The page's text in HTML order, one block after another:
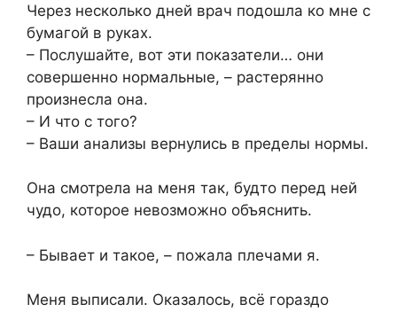
Через несколько дней врач подошла ко мне с
бумагой в руках.
– Послушайте, вот эти показатели… они
совершенно нормальные, – растерянно
произнесла она.
– И что с того?
– Ваши анализы вернулись в пределы нормы.
Она смотрела на меня так, будто перед ней
чудо, которое невозможно объяснить.
– Бывает и такое, – пожала плечами я.
Меня выписали. Оказалось, всё гораздо